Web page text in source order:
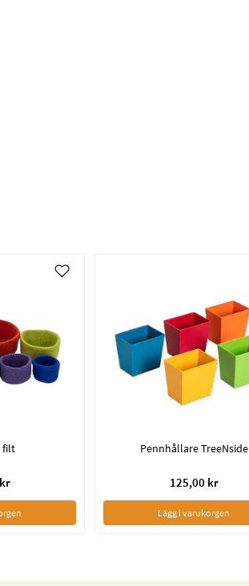
filt Pennhållare TreeNside
125,00 kr
Lägg i varukorgen